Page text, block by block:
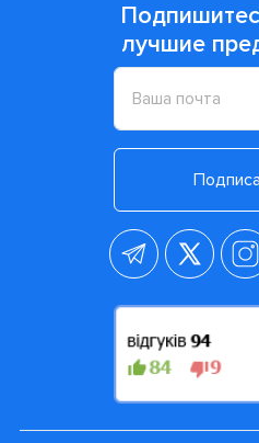
лучшие